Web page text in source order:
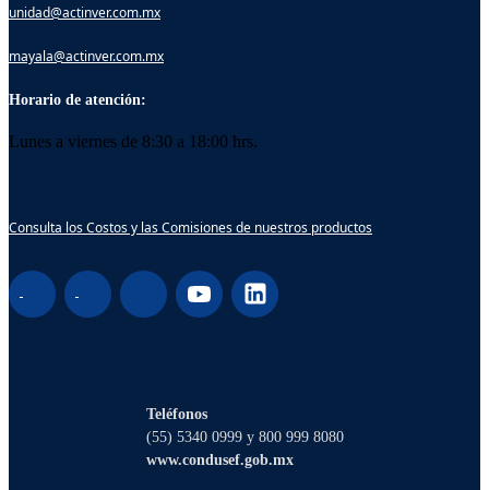
unidad@actinver.com.mx
mayala@actinver.com.mx
Horario de atención:
Lunes a viernes de 8:30 a 18:00 hrs.
Consulta los Costos y las Comisiones de nuestros productos
Teléfonos
(55) 5340 0999 y 800 999 8080
www.condusef.gob.mx